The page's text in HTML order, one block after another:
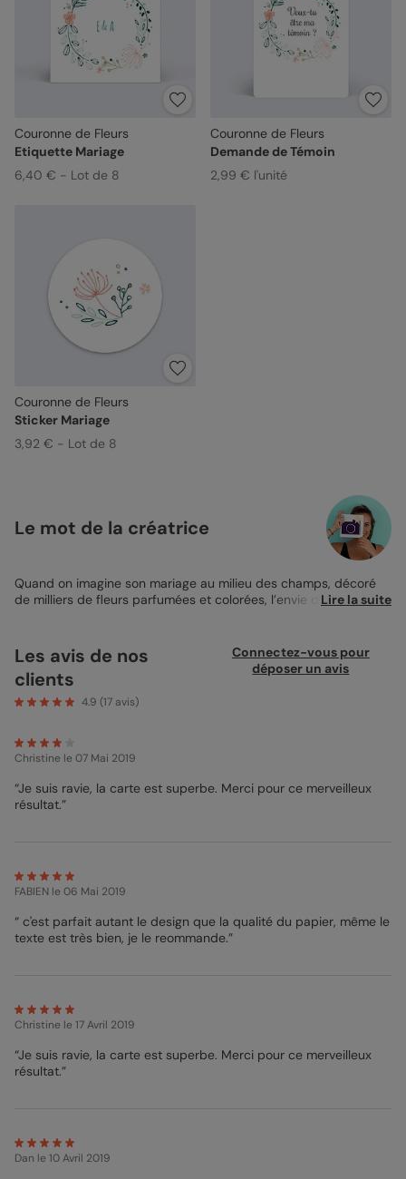
Couronne de Fleurs
Etiquette Mariage
6,40 € - Lot de 8
Couronne de Fleurs
Demande de Témoin
2,99 € l'unité
Couronne de Fleurs
Sticker Mariage
3,92 € - Lot de 8
Le mot de la créatrice
Quand on imagine son mariage au milieu des champs, décoré
de milliers de fleurs parfumées et colorées, l’envie d’annoncer
soins, vous permet d’inviter vos proches à votre mariage avec
une jolie ronde de fleurs délicate et raffinée. Ses couleurs
orangées et vert tendre et foncé des fleurs contrastent
doucement avec les polices noires de votre texte de faire-part,
mariage avec deux polices au style manuscrit fin et délicat. A
vous de personnaliser les zones de textes proposées pour y
conseil de Designer pour un Faire-part de Mariage Couronne
de Fleurs parfait ? Optez pour une impression sur papier Nacré
Anna - Pop designer
Lire la suite
Les avis de nos
clients
4.9 (17 avis)
Connectez-vous pour
déposer un avis
Christine le 07 Mai 2019
“Je suis ravie, la carte est superbe. Merci pour ce merveilleux
résultat.”
FABIEN le 06 Mai 2019
“ c'est parfait autant le design que la qualité du papier, même le
texte est très bien, je le reommande.”
Christine le 17 Avril 2019
“Je suis ravie, la carte est superbe. Merci pour ce merveilleux
résultat.”
Dan le 10 Avril 2019